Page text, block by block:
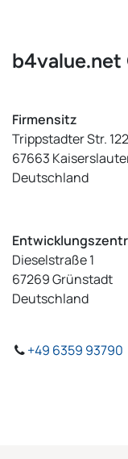
b4value.net
Firmensitz
Trippstadter Str. 122
67663
Deutschland
Dieselstraße 1
67269 Grünstadt
Deutschland
+49 6359 93790